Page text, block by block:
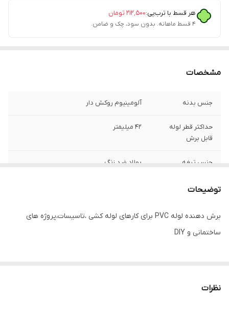
هر قسط با ترب‌پی:۲۱۲٬۵۰۰ تومان
۴ قسط ماهانه. بدون سود، چک و ضامن.
مشخصات
جنس بدنه آلومینیوم روکش دار
حداکثر قطر لوله
قابل برش
42 میلیمتر
جنس تیغه پولاد ضد زنگ
توضیحات
برش دهنده لوله PVC برای کارهای لوله کشی ،تاسیسات،پروژه های
ساختمانی و DIY
نظرات